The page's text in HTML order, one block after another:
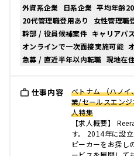
外資系企業
日系企業 平均年齢
20代管理職登用あり
女性管理職
幹部 / 役員候補案件 キャリアパ
オンラインで一次面接実施可能
急募 / 直近半年以内転職 現地在
仕事内容
ベトナム （ハノ
業/セールスエン
人特集
【求人概要】
す。 2014年に設
ピーカーをお探し